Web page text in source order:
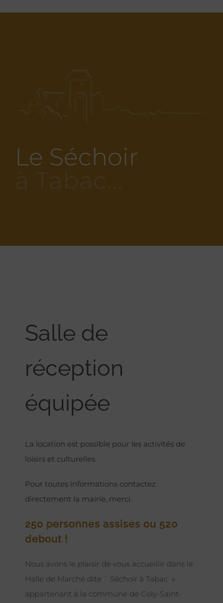
Le Séchoir
Salle de
réception
équipée
La location est possible pour les activités de
loisirs et culturelles.
Pour toutes informations contactez
directement la mairie, merci.
250 personnes assises ou 520
debout !
Nous avons le plaisir de vous accueillir dans la
Halle de Marché dite ¨ Séchoir à Tabac »
appartenant à la commune de Coly-Saint-